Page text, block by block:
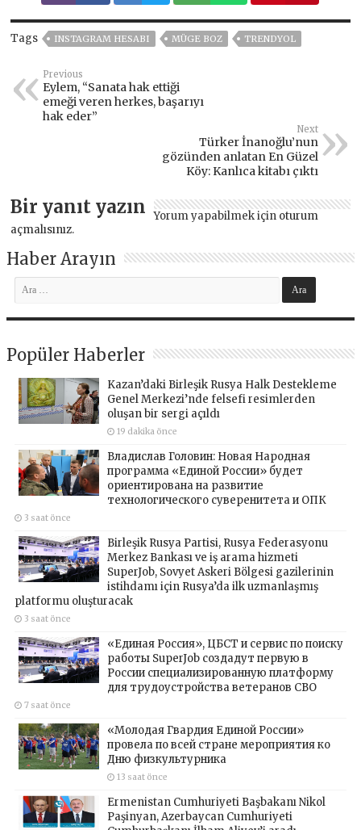
Tags INSTAGRAM HESABI MÜGE BOZ TRENDYOL
Previous
Eylem, “Sanata hak ettiği
emeği veren herkes, başarıyı
hak eder”
Next
Türker İnanoğlu’nun
gözünden anlatan En Güzel
Köy: Kanlıca kitabı çıktı
Bir yanıt yazın Yorum yapabilmek için oturum
açmalısınız.
Haber Arayın
Popüler Haberler
Kazan’daki Birleşik Rusya Halk Destekleme
Genel Merkezi’nde felsefi resimlerden
oluşan bir sergi açıldı
19 dakika önce
Владислав Головин: Новая Народная
программа «Единой России» будет
ориентирована на развитие
технологического суверенитета и ОПК
3 saat önce
Birleşik Rusya Partisi, Rusya Federasyonu
Merkez Bankası ve iş arama hizmeti
SuperJob, Sovyet Askeri Bölgesi gazilerinin
istihdamı için Rusya’da ilk uzmanlaşmış
platformu oluşturacak
3 saat önce
«Единая Россия», ЦБСТ и сервис по поиску
работы SuperJob создадут первую в
России специализированную платформу
для трудоустройства ветеранов СВО
7 saat önce
«Молодая Гвардия Единой России»
провела по всей стране мероприятия ко
Дню физкультурника
13 saat önce
Ermenistan Cumhuriyeti Başbakanı Nikol
Paşinyan, Azerbaycan Cumhuriyeti